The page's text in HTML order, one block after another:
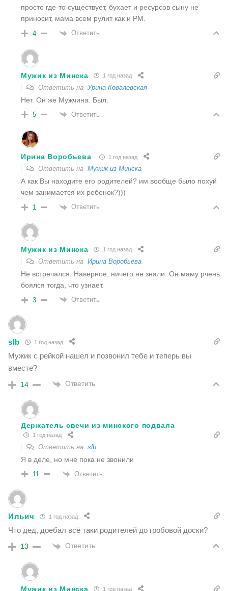
просто где-то существует, бухает и ресурсов сыну не
приносит, мама всем рулит как и РМ.
4 Ответить
Мужик из Минска 1 год назад
Ответить на Урина Ковалевская
Нет. Он же Мужчина. Был.
5 Ответить
Ирина Воробьева 1 год назад
Ответить на Мужик из Минска
А как Вы находите его родителей? им вообще было похуй
чем занимается их ребенок?)))
1 Ответить
Мужик из Минска 1 год назад
Ответить на Ирина Воробьева
Не встречался. Наверное, ничего не знали. Он маму рчень
боялся тогда, что узнает.
3 Ответить
slb 1 год назад
Мужик с рейкой нашел и позвонил тебе и теперь вы
вместе?
14 Ответить
Держатель свечи из минского подвала
1 год назад
Ответить на slb
Я в деле, но мне пока не звонили
11 Ответить
Ильич 1 год назад
Что дед, доебал всё таки родителей до гробовой доски?
13 Ответить
Мужик из Минска 1 год назад